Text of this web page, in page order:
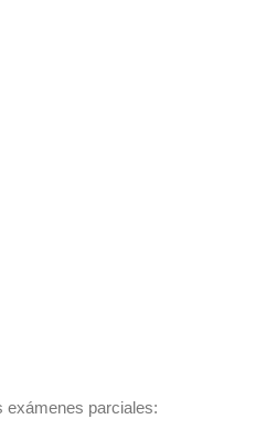
exámenes parciales: